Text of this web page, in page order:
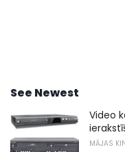
See Newest
Video
MĀJAS